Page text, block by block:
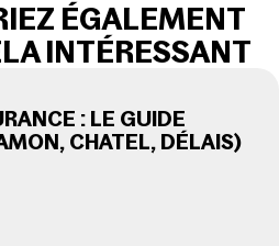
ÉGALEMENT
INTÉRESSANT
: LE GUIDE
CHATEL, DÉLAIS)